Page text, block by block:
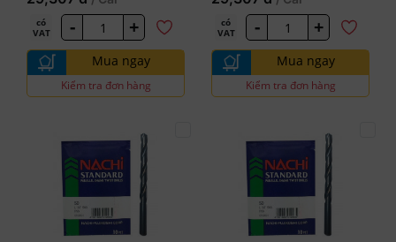
có
VAT
- +
Mua ngay
Kiểm tra đơn hàng
có
VAT
- +
Mua ngay
Kiểm tra đơn hàng